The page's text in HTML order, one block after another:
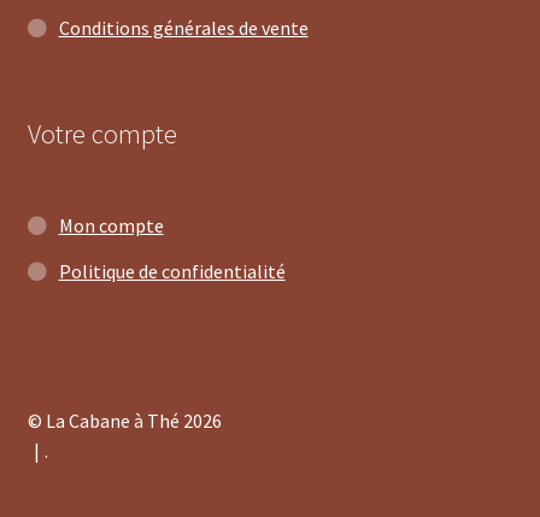
Conditions générales de vente
Votre compte
Mon compte
Politique de confidentialité
© La Cabane à Thé 2026
.